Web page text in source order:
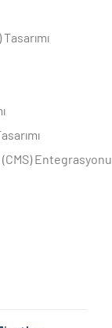
Entegrasyonu